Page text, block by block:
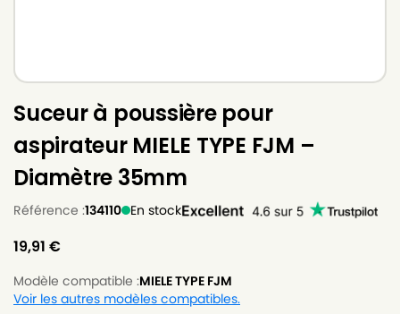
Suceur à poussière pour
aspirateur MIELE TYPE FJM –
Diamètre 35mm
Référence :134110 En stock
19,91 €
Modèle compatible :MIELE TYPE FJM
Voir les autres modèles compatibles.